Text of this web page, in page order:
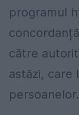
programul
către
astăzi, care